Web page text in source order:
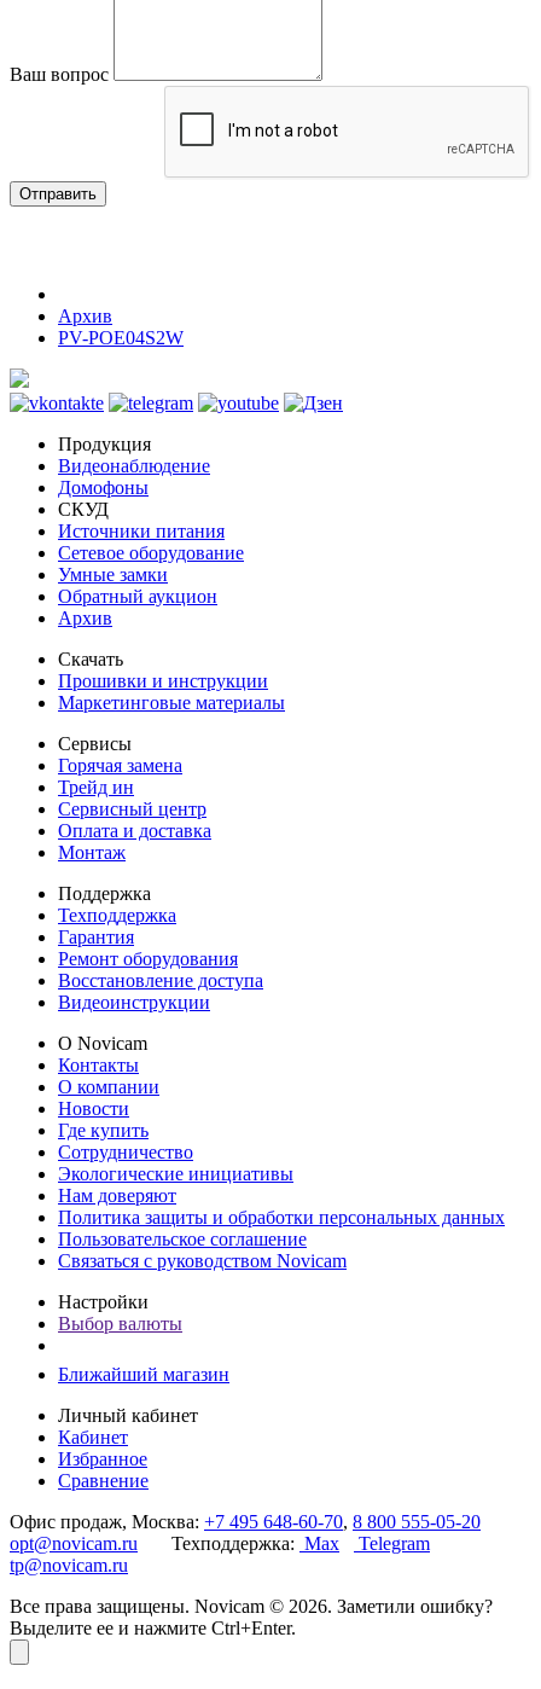
Ваш вопрос
Отправить
Архив
PV-POE04S2W
Продукция
Видеонаблюдение
Домофоны
СКУД
Источники питания
Сетевое оборудование
Умные замки
Обратный аукцион
Архив
Скачать
Прошивки и инструкции
Маркетинговые материалы
Сервисы
Горячая замена
Трейд ин
Сервисный центр
Оплата и доставка
Монтаж
Поддержка
Техподдержка
Гарантия
Ремонт оборудования
Восстановление доступа
Видеоинструкции
О Novicam
Контакты
О компании
Новости
Где купить
Сотрудничество
Экологические инициативы
Нам доверяют
Политика защиты и обработки персональных данных
Пользовательское соглашение
Связаться с руководством Novicam
Настройки
Выбор валюты
Ближайший магазин
Личный кабинет
Кабинет
Избранное
Сравнение
Офис продаж, Москва: +7 495 648-60-70, 8 800 555-05-20
opt@novicam.ru Техподдержка: Max
Telegram
tp@novicam.ru
Все права защищены. Novicam © 2026. Заметили ошибку?
Выделите ее и нажмите Ctrl+Enter.